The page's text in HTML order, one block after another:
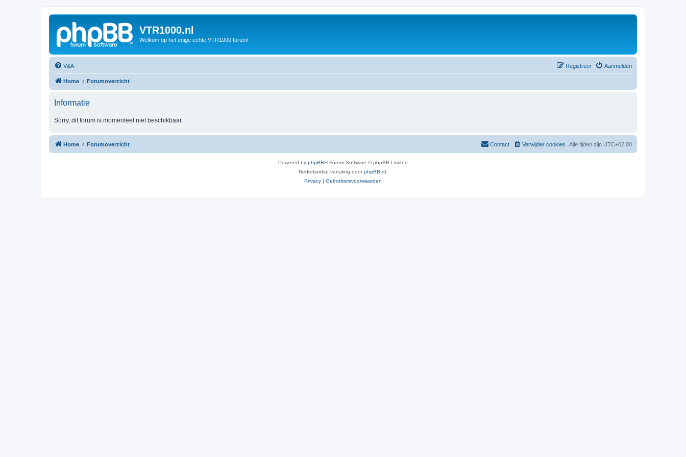
VTR1000.nl
Welkom op het enige echte VTR1000 forum!
V&A Aanmelden
Registreer
Home Forumoverzicht
Informatie
Sorry, dit forum is momenteel niet beschikbaar.
Home Forumoverzicht Alle tijden zijn UTC+02:00
Verwijder cookies
Contact
Powered by phpBB® Forum Software © phpBB Limited
Nederlandse vertaling doorphpBB.nl
Privacy | Gebruikersvoorwaarden